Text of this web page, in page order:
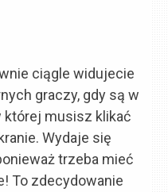
ciągle widujecie
graczy, gdy są w
której musisz klikać
Wydaje się
trzeba mieć
To zdecydowanie